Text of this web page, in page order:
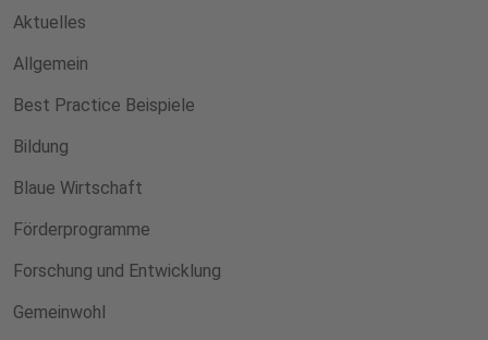
Aktuelles
Allgemein
Best Practice Beispiele
Bildung
Blaue Wirtschaft
Förderprogramme
Forschung und Entwicklung
Gemeinwohl